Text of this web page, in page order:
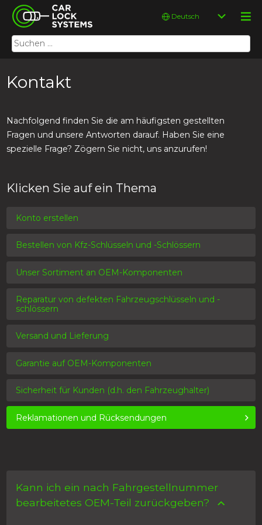
Skip
content
Car Lock Systems
Car Lock Systems
Suchen
nach:
Sprache
Kontakt
Nachfolgend finden Sie die am häufigsten gestellten
Fragen und unsere Antworten darauf. Haben Sie eine
spezielle Frage? Zögern Sie nicht, uns anzurufen!
Klicken Sie auf ein Thema
Konto erstellen
Bestellen von Kfz-Schlüsseln und -Schlössern
Unser Sortiment an OEM-Komponenten
Reparatur von defekten Fahrzeugschlüsseln und -
schlössern
Versand und Lieferung
Garantie auf OEM-Komponenten
Sicherheit für Kunden (d.h. den Fahrzeughalter)
Reklamationen und Rücksendungen
Kann ich ein nach Fahrgestellnummer
bearbeitetes OEM-Teil zurückgeben?